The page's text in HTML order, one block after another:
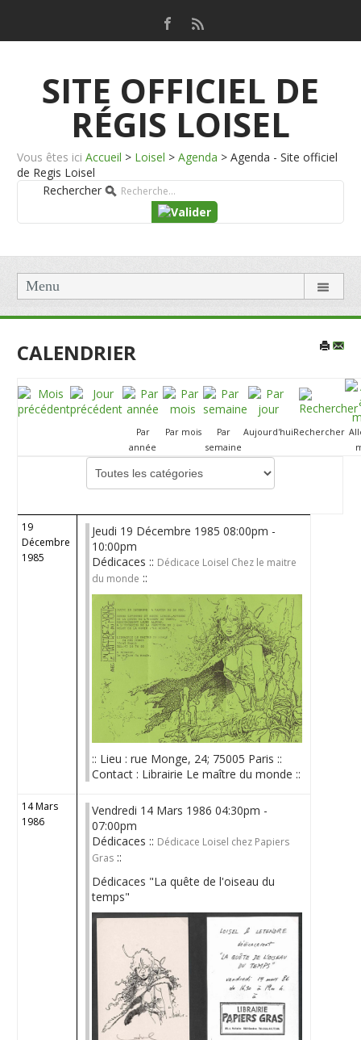
SITE OFFICIEL DE
RÉGIS LOISEL
Vous êtes ici Accueil > Loisel > Agenda > Agenda - Site officiel
de Regis Loisel
Rechercher
Menu
CALENDRIER
Par
année
Par mois
Par
semaine
Aujourd'huiRechercher
Choisissez une catégorie pour filtrer la liste
19
Décembre
1985
Jeudi 19 Décembre 1985 08:00pm -
10:00pm
Dédicaces :: Dédicace Loisel Chez le maitre
du monde ::
:: Lieu : rue Monge, 24; 75005 Paris ::
Contact : Librairie Le maître du monde ::
14 Mars
1986
Vendredi 14 Mars 1986 04:30pm -
07:00pm
Dédicaces :: Dédicace Loisel chez Papiers
Gras ::
Dédicaces "La quête de l'oiseau du
temps"